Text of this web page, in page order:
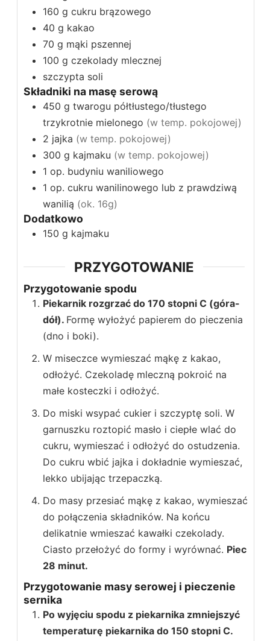
160 g cukru brązowego
40 g kakao
70 g mąki pszennej
100 g czekolady mlecznej
szczypta soli
Składniki na masę serową
450 g twarogu półtłustego/tłustego
trzykrotnie mielonego (w temp. pokojowej)
2 jajka (w temp. pokojowej)
300 g kajmaku (w temp. pokojowej)
1 op. budyniu waniliowego
1 op. cukru wanilinowego lub z prawdziwą
wanilią (ok. 16g)
Dodatkowo
150 g kajmaku
PRZYGOTOWANIE
Przygotowanie spodu
Piekarnik rozgrzać do 170 stopni C (góra-
dół). Formę wyłożyć papierem do pieczenia
(dno i boki).
W miseczce wymieszać mąkę z kakao,
odłożyć. Czekoladę mleczną pokroić na
małe kosteczki i odłożyć.
Do miski wsypać cukier i szczyptę soli. W
garnuszku roztopić masło i ciepłe wlać do
cukru, wymieszać i odłożyć do ostudzenia.
Do cukru wbić jajka i dokładnie wymieszać,
lekko ubijając trzepaczką.
Do masy przesiać mąkę z kakao, wymieszać
do połączenia składników. Na końcu
delikatnie wmieszać kawałki czekolady.
Ciasto przełożyć do formy i wyrównać. Piec
28 minut.
Przygotowanie masy serowej i pieczenie
sernika
Po wyjęciu spodu z piekarnika zmniejszyć
temperaturę piekarnika do 150 stopni C.